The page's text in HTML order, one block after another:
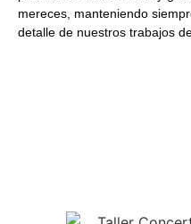
mereces, manteniendo
detalle de nuestros trabajos